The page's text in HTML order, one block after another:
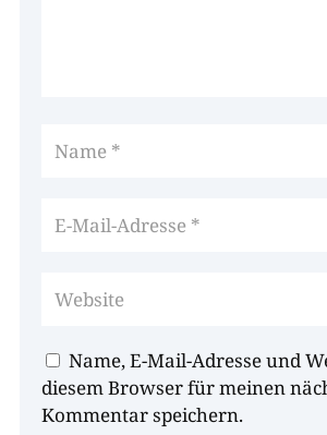
Name, E-Mail-Adresse und
diesem Browser für meinen
Kommentar speichern.